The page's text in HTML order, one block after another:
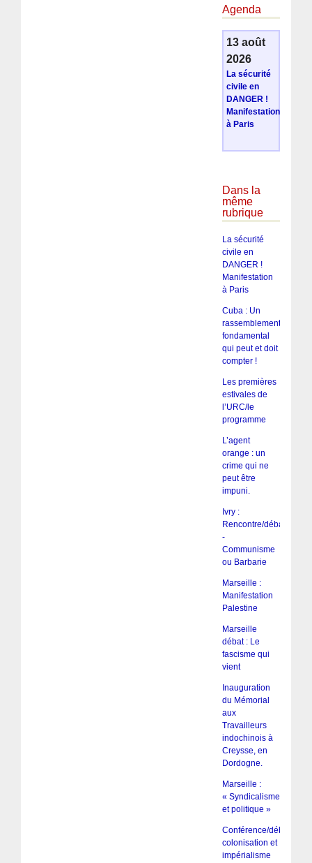
Agenda
13 août
2026
La sécurité
civile en
DANGER !
Manifestation
à Paris
Dans la
même
rubrique
La sécurité
civile en
DANGER !
Manifestation
à Paris
Cuba : Un
rassemblement
fondamental
qui peut et doit
compter !
Les premières
estivales de
l’URC/le
programme
L’agent
orange : un
crime qui ne
peut être
impuni.
Ivry :
Rencontre/débat
-
Communisme
ou Barbarie
Marseille :
Manifestation
Palestine
Marseille
débat : Le
fascisme qui
vient
Inauguration
du Mémorial
aux
Travailleurs
indochinois à
Creysse, en
Dordogne.
Marseille :
« Syndicalisme
et politique »
Conférence/débat :
colonisation et
impérialisme